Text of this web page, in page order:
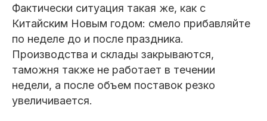
Фактически ситуация такая же, как с
Китайским Новым годом: смело прибавляйте
по неделе до и после праздника.
Производства и склады закрываются,
таможня также не работает в течении
недели, а после объем поставок резко
увеличивается.